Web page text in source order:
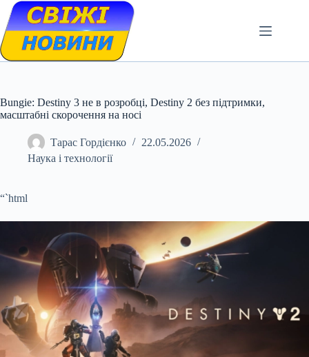
Skip
content
Bungie: Destiny 3 не в розробці, Destiny 2 без підтримки,
масштабні скорочення на носі
Тарас Гордієнко
22.05.2026
Наука і технології
“`html